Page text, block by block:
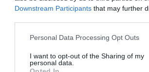
Downstream Participants that may further
Personal Data Processing Opt Outs
I want to opt-out of the Sharing of my
personal data.
Jag är matskribent samt kock
med en fil. kand i
restauranghögskolan i Grythyttan.